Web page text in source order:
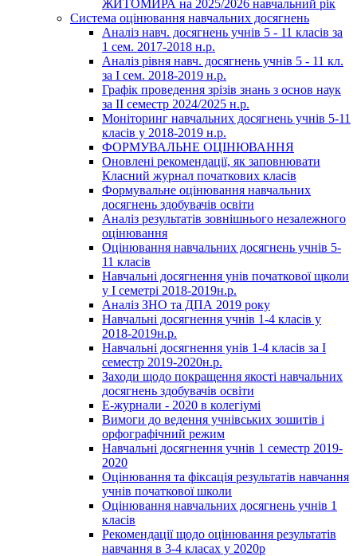
ЖИТОМИРА на 2025/2026 навчальний рік
Система оцінювання навчальних досягнень
Аналіз навч. досягнень учнів 5 - 11 класів за
1 сем. 2017-2018 н.р.
Аналіз рівня навч. досягнень учнів 5 - 11 кл.
за І сем. 2018-2019 н.р.
Графік проведення зрізів знань з основ наук
за ІІ семестр 2024/2025 н.р.
Моніторинг навчальних досягнень учнів 5-11
класів у 2018-2019 н.р.
ФОРМУВАЛЬНЕ ОЦІНЮВАННЯ
Оновлені рекомендації, як заповнювати
Класний журнал початкових класів
Формувальне оцінювання навчальних
досягнень здобувачів освіти
Аналіз результатів зовнішнього незалежного
оцінювання
Оцінювання навчальних досягнень учнів 5-
11 класів
Навчальні досягнення унів початкової щколи
у І семетрі 2018-2019н.р.
Аналіз ЗНО та ДПА 2019 року
Навчальні досягнення учнів 1-4 класів у
2018-2019н.р.
Навчальні досягнення унів 1-4 класів за І
семестр 2019-2020н.р.
Заходи щодо покращення якості навчальних
досягнень здобувачів освіти
Е-журнали - 2020 в колегіумі
Вимоги до ведення учнівських зошитів і
орфографічний режим
Навчальні досягнення учнів 1 семестр 2019-
2020
Оцінювання та фіксація результатів навчання
учнів початкової школи
Оцінювання навчальних досягнень учнів 1
класів
Рекомендації щодо оцінювання результатів
навчання в 3-4 класах у 2020р